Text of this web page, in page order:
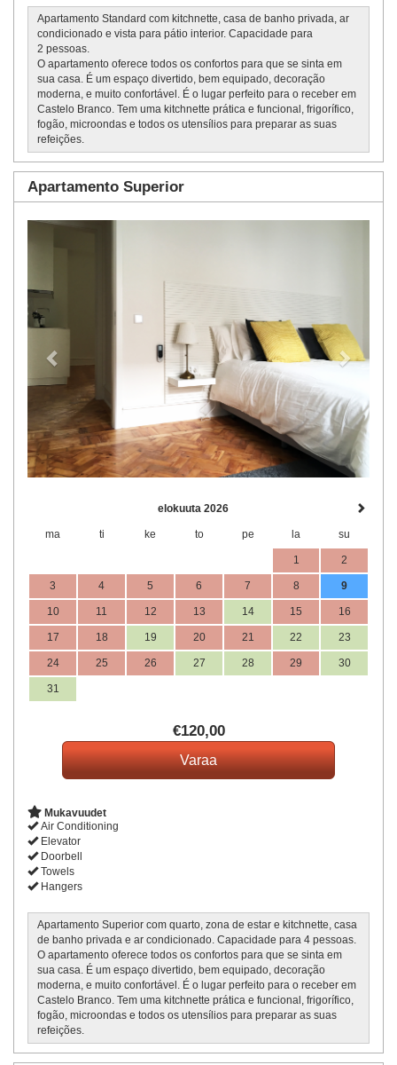
Apartamento Standard com kitchnette, casa de banho privada, ar
condicionado e vista para pátio interior. Capacidade para
2 pessoas.
O apartamento oferece todos os confortos para que se sinta em
sua casa. É um espaço divertido, bem equipado, decoração
moderna, e muito confortável. É o lugar perfeito para o receber em
Castelo Branco. Tem uma kitchnette prática e funcional, frigorífico,
fogão, microondas e todos os utensílios para preparar as suas
refeições.
Apartamento Superior
elokuuta 2026
ma ti ke to pe la su
1 2
3 4 5 6 7 8 9
10 11 12 13 14 15 16
17 18 19 20 21 22 23
24 25 26 27 28 29 30
31
€120,00
Mukavuudet
Air Conditioning
Elevator
Doorbell
Towels
Hangers
Apartamento Superior com quarto, zona de estar e kitchnette, casa
de banho privada e ar condicionado. Capacidade para 4 pessoas.
O apartamento oferece todos os confortos para que se sinta em
sua casa. É um espaço divertido, bem equipado, decoração
moderna, e muito confortável. É o lugar perfeito para o receber em
Castelo Branco. Tem uma kitchnette prática e funcional, frigorífico,
fogão, microondas e todos os utensílios para preparar as suas
refeições.